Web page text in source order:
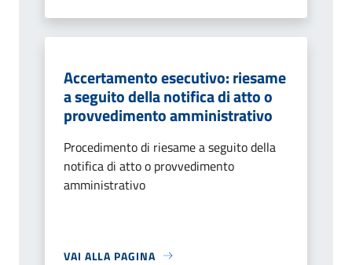
Accertamento esecutivo: riesame
a seguito della notifica di atto o
provvedimento amministrativo
Procedimento di riesame a seguito della
notifica di atto o provvedimento
amministrativo
VAI ALLA PAGINA